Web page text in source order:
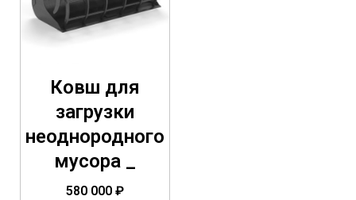
Ковш для
загрузки
неоднородного
мусора _
580 000 ₽